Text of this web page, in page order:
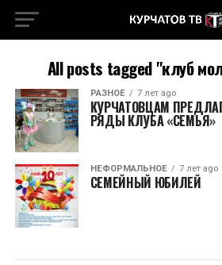
All posts tagged "клуб
РАЗНОЕ 7 лет ago
КУРЧАТОВЦАМ
РЯДЫ КЛУБА «СЕМЬЯ»
НЕФОРМАЛЬНОЕ 7 лет ago
СЕМЕЙНЫЙ ЮБИЛЕЙ